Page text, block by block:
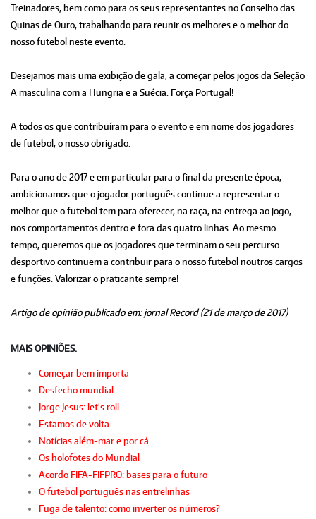
Treinadores, bem como para os seus representantes no Conselho das
Quinas de Ouro, trabalhando para reunir os melhores e o melhor do
nosso futebol neste evento.
Desejamos mais uma exibição de gala, a começar pelos jogos da Seleção
A masculina com a Hungria e a Suécia. Força Portugal!
A todos os que contribuíram para o evento e em nome dos jogadores
de futebol, o nosso obrigado.
Para o ano de 2017 e em particular para o final da presente época,
ambicionamos que o jogador português continue a representar o
melhor que o futebol tem para oferecer, na raça, na entrega ao jogo,
nos comportamentos dentro e fora das quatro linhas. Ao mesmo
tempo, queremos que os jogadores que terminam o seu percurso
desportivo continuem a contribuir para o nosso futebol noutros cargos
e funções. Valorizar o praticante sempre!
Artigo de opinião publicado em: jornal Record (21 de março de 2017)
MAIS OPINIÕES.
Começar bem importa
Desfecho mundial
Jorge Jesus: let's roll
Estamos de volta
Notícias além-mar e por cá
Os holofotes do Mundial
Acordo FIFA-FIFPRO: bases para o futuro
O futebol português nas entrelinhas
Fuga de talento: como inverter os números?